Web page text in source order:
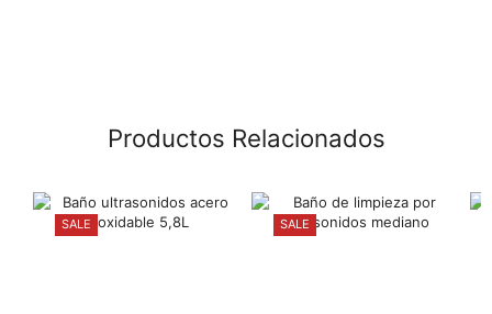
Productos Relacionados
SALE SALE